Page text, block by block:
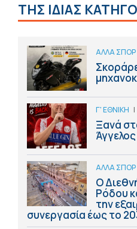
ΤΗΣ ΙΔΙΑΣ
ΑΛΛΑ ΣΠΟΡ
Γ' ΕΘΝΙΚΗ |
Ξανά
ΑΛΛΑ ΣΠΟΡ
Ο
Ρόδου
την
συνεργασία έως το